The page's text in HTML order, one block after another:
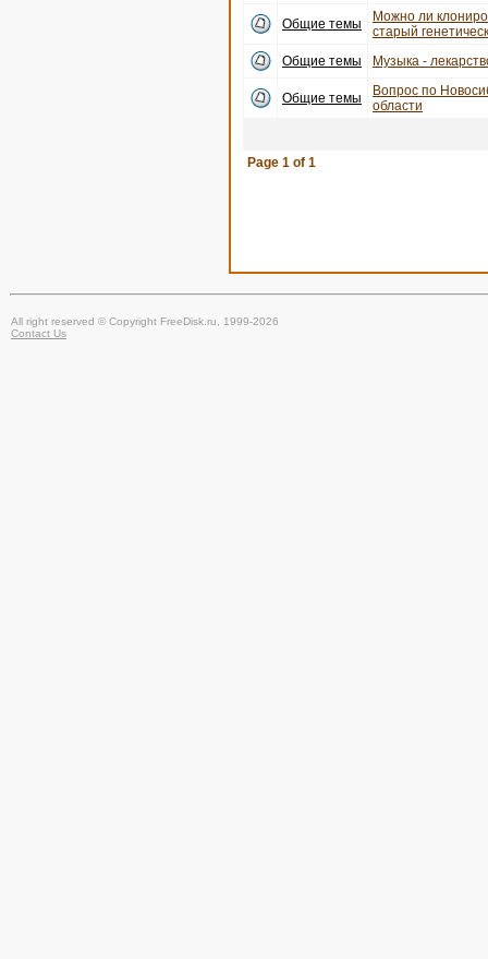
Общие темы
Можно ли
старый
Общие темы
Музыка -
Общие темы
Вопрос по
области
Page 1 of 1
All right reserved © Copyright FreeDisk.ru, 1999-2026
Contact Us